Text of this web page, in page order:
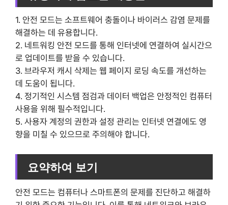
1. 안전 모드는 소프트웨어 충돌이나 바이러스 감염 문제를
해결하는 데 유용합니다.
2. 네트워킹 안전 모드를 통해 인터넷에 연결하여 실시간으
로 업데이트를 받을 수 있습니다.
3. 브라우저 캐시 삭제는 웹 페이지 로딩 속도를 개선하는
데 도움이 됩니다.
4. 정기적인 시스템 점검과 데이터 백업은 안정적인 컴퓨터
사용을 위해 필수적입니다.
5. 사용자 계정의 권한과 설정 관리는 인터넷 연결에도 영
향을 미칠 수 있으므로 주의해야 합니다.
요약하여 보기
안전 모드는 컴퓨터나 스마트폰의 문제를 진단하고 해결하